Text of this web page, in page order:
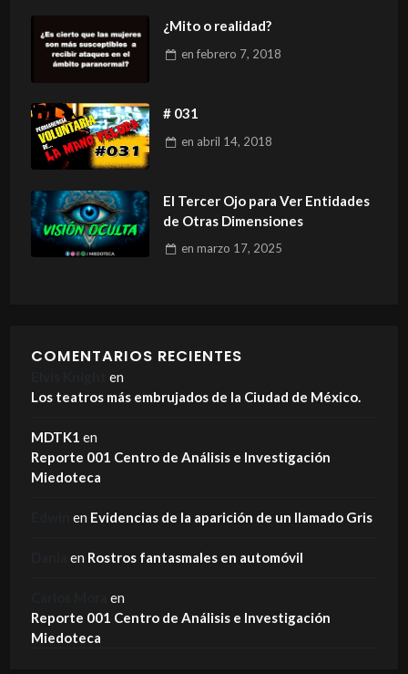
¿Mito o realidad?
en febrero 7, 2018
# 031
en abril 14, 2018
El Tercer Ojo para Ver Entidades
de Otras Dimensiones
en marzo 17, 2025
COMENTARIOS RECIENTES
en
Los teatros más embrujados de la Ciudad de México.
MDTK1 en
Reporte 001 Centro de Análisis e Investigación
Miedoteca
en Evidencias de la aparición de un llamado Gris
en Rostros fantasmales en automóvil
en
Reporte 001 Centro de Análisis e Investigación
Miedoteca